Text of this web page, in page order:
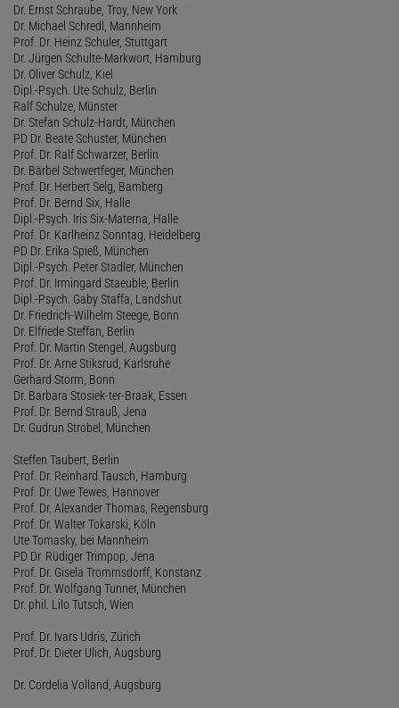
Dr. Ernst Schraube, Troy, New York
Dr. Michael Schredl, Mannheim
Prof. Dr. Heinz Schuler, Stuttgart
Dr. Jürgen Schulte-Markwort, Hamburg
Dr. Oliver Schulz, Kiel
Dipl.-Psych. Ute Schulz, Berlin
Ralf Schulze, Münster
Dr. Stefan Schulz-Hardt, München
PD Dr. Beate Schuster, München
Prof. Dr. Ralf Schwarzer, Berlin
Dr. Bärbel Schwertfeger, München
Prof. Dr. Herbert Selg, Bamberg
Prof. Dr. Bernd Six, Halle
Dipl.-Psych. Iris Six-Materna, Halle
Prof. Dr. Karlheinz Sonntag, Heidelberg
PD Dr. Erika Spieß, München
Dipl.-Psych. Peter Stadler, München
Prof. Dr. Irmingard Staeuble, Berlin
Dipl.-Psych. Gaby Staffa, Landshut
Dr. Friedrich-Wilhelm Steege, Bonn
Dr. Elfriede Steffan, Berlin
Prof. Dr. Martin Stengel, Augsburg
Prof. Dr. Arne Stiksrud, Karlsruhe
Gerhard Storm, Bonn
Dr. Barbara Stosiek-ter-Braak, Essen
Prof. Dr. Bernd Strauß, Jena
Dr. Gudrun Strobel, München
Steffen Taubert, Berlin
Prof. Dr. Reinhard Tausch, Hamburg
Prof. Dr. Uwe Tewes, Hannover
Prof. Dr. Alexander Thomas, Regensburg
Prof. Dr. Walter Tokarski, Köln
Ute Tomasky, bei Mannheim
PD Dr. Rüdiger Trimpop, Jena
Prof. Dr. Gisela Trommsdorff, Konstanz
Prof. Dr. Wolfgang Tunner, München
Dr. phil. Lilo Tutsch, Wien
Prof. Dr. Ivars Udris, Zürich
Prof. Dr. Dieter Ulich, Augsburg
Dr. Cordelia Volland, Augsburg